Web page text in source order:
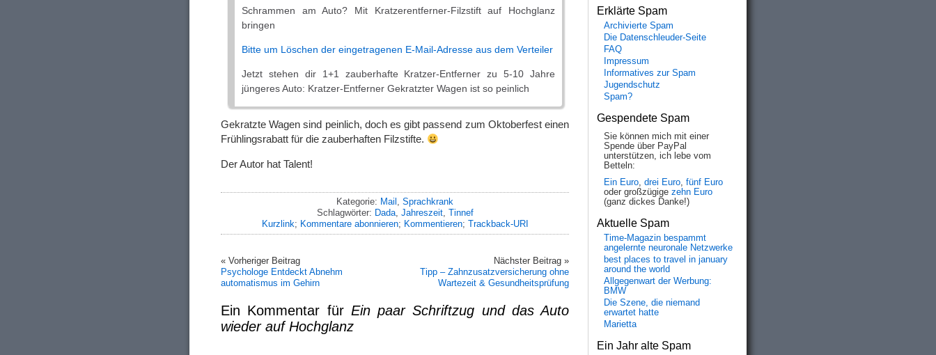
Schrammen am Auto? Mit Kratzerentferner-Filzstift auf Hochglanz
bringen
Bitte um Löschen der eingetragenen E-Mail-Adresse aus dem Verteiler
Jetzt stehen dir 1+1 zauberhafte Kratzer-Entferner zu 5-10 Jahre
jüngeres Auto: Kratzer-Entferner Gekratzter Wagen ist so peinlich
Gekratzte Wagen sind peinlich, doch es gibt passend zum Oktoberfest einen
Frühlingsrabatt für die zauberhaften Filzstifte.
Der Autor hat Talent!
Kategorie: Mail , Sprachkrank
Schlagwörter: Dada, Jahreszeit, Tinnef
Kurzlink; Kommentare abonnieren; Kommentieren; Trackback-URI
« Vorheriger Beitrag
Psychologe Entdeckt Abnehm
automatismus im Gehirn
Nächster Beitrag »
Tipp – Zahnzusatzversicherung ohne
Wartezeit & Gesundheitsprüfung
Ein Kommentar für Ein paar Schriftzug und das Auto
wieder auf Hochglanz
Erklärte Spam
Archivierte Spam
Die Datenschleuder-Seite
FAQ
Impressum
Informatives zur Spam
Jugendschutz
Spam?
Gespendete Spam
Sie können mich mit einer
Spende über PayPal
unterstützen, ich lebe vom
Betteln:
Ein Euro, drei Euro, fünf Euro
oder großzügige zehn Euro
(ganz dickes Danke!)
Aktuelle Spam
Time-Magazin bespammt
angelernte neuronale Netzwerke
best places to travel in january
around the world
Allgegenwart der Werbung:
BMW
Die Szene, die niemand
erwartet hatte
Marietta
Ein Jahr alte Spam